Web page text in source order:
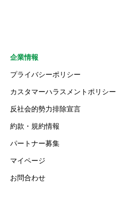
企業情報
プライバシーポリシー
カスタマーハラスメントポリシー
反社会的勢力排除宣言
約款・規約情報
パートナー募集
マイページ
お問合わせ